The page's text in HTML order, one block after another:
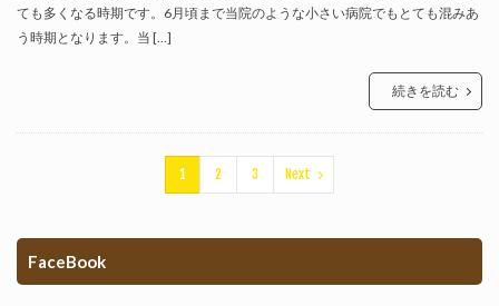
ても多くなる時期です。6月頃まで当院のような小さい病院でもとても混みあ
う時期となります。当 […]
続きを読む
1 2 3 Next
FaceBook